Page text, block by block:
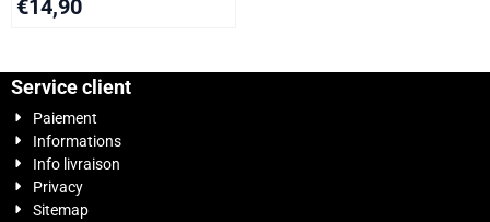
€14,90
Service client
Paiement
Informations
Info livraison
Privacy
Sitemap